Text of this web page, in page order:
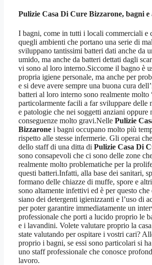
Pulizie Casa Di Cure Bizzarone, bagni
I bagni, come in tutti i locali commerciali e
quegli ambienti che portano una serie di
sviluppano tantissimi batteri dati anche da
umido, ma anche da batteri dettati dagli
vi sono al loro interno.Siccome il bagno è
propria igiene personale, ma anche per
e si deve avere sempre una buona cura
batteri al loro interno sono realmente molto
particolarmente facili a far sviluppare delle
e patologie che nei soggetti anziani oppure
conseguenze molto gravi.Nelle Pulizie
Bizzarone i bagni occupano molto più
rispetto alle stesse infermerie. Gli operai
dello staff di una ditta di Pulizie Casa Di
sono consapevoli che ci sono delle zone
realmente molto problematiche per la
questi batteri.Infatti, alla base dei sanitari,
formano delle chiazze di muffe, spore e
sono altamente infettivi ed è per questo che
siano dei detergenti igienizzanti e l’uso di
per poter garantire immediatamente un
professionale che porti a lucido proprio le
e i lavandini. Volete valutare proprio la
state valutando per ospitare i vostri cari?
proprio i bagni, se essi sono particolari si
uno staff professionale che conosce
lavoro.